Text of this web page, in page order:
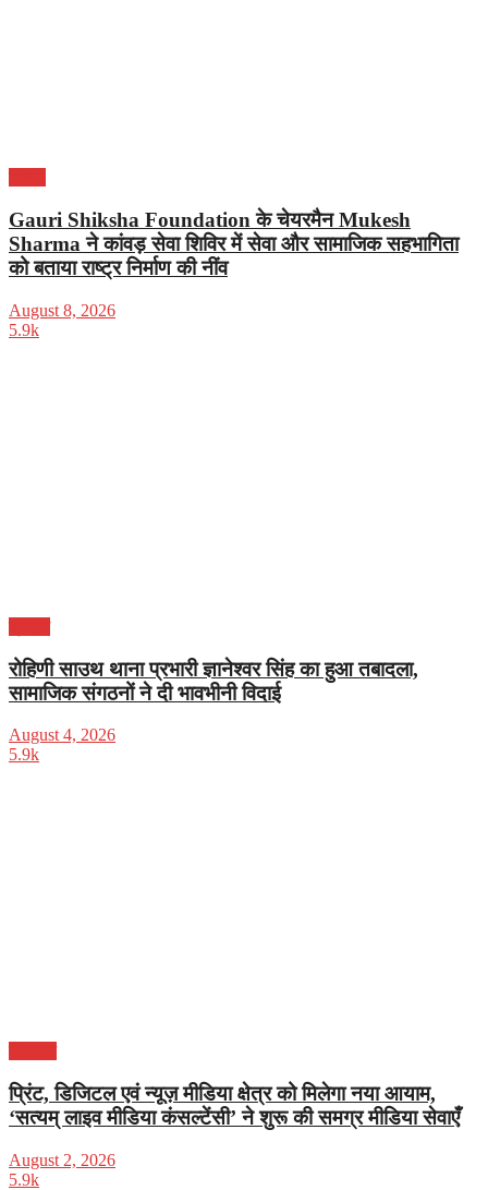
Gauri Shiksha Foundation के चेयरमैन Mukesh
Sharma ने कांवड़ सेवा शिविर में सेवा और सामाजिक सहभागिता
को बताया राष्ट्र निर्माण की नींव
August 8, 2026
5.9k
रोहिणी साउथ थाना प्रभारी ज्ञानेश्वर सिंह का हुआ तबादला,
सामाजिक संगठनों ने दी भावभीनी विदाई
August 4, 2026
5.9k
प्रिंट, डिजिटल एवं न्यूज़ मीडिया क्षेत्र को मिलेगा नया आयाम,
‘सत्यम् लाइव मीडिया कंसल्टेंसी’ ने शुरू की समग्र मीडिया सेवाएँ
August 2, 2026
5.9k